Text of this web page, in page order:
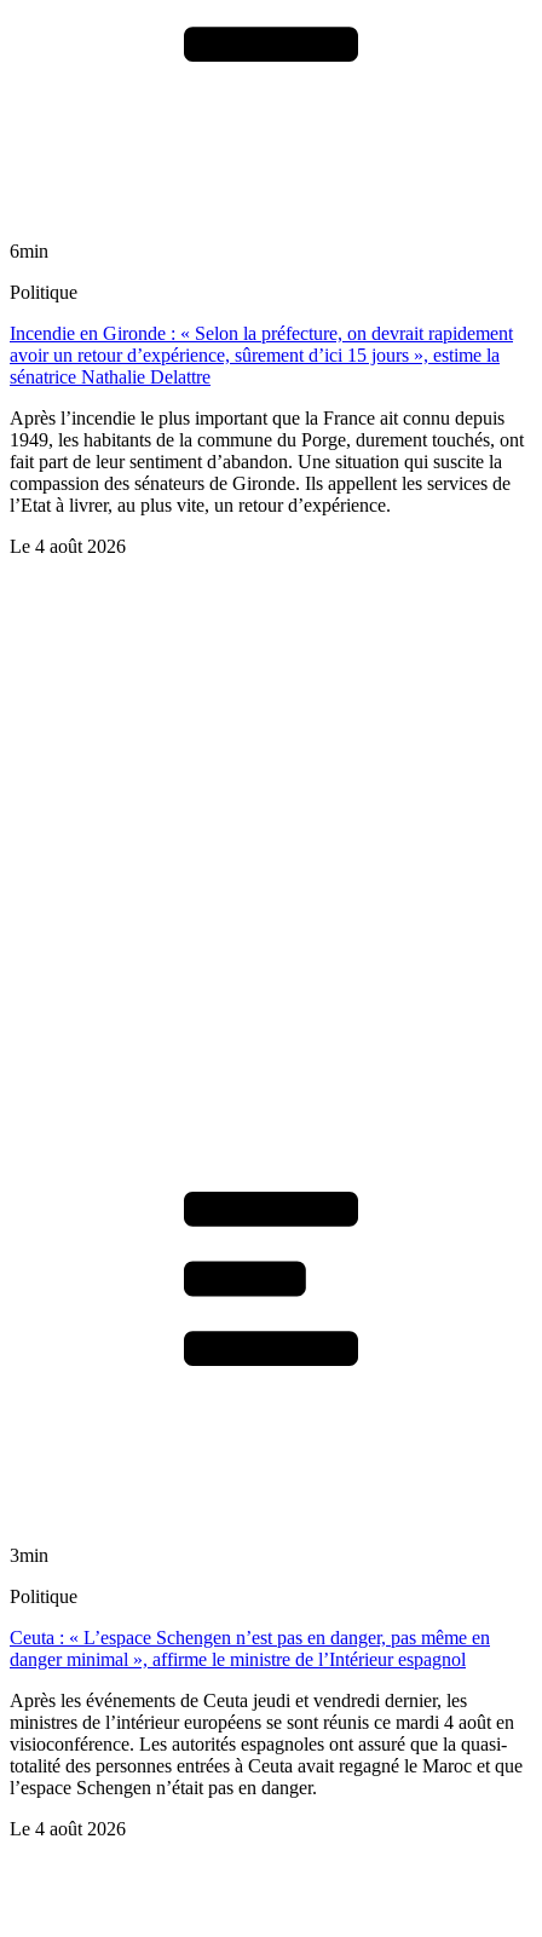
6min
Politique
Incendie en Gironde : « Selon la préfecture, on devrait rapidement
avoir un retour d’expérience, sûrement d’ici 15 jours », estime la
sénatrice Nathalie Delattre
Après l’incendie le plus important que la France ait connu depuis
1949, les habitants de la commune du Porge, durement touchés, ont
fait part de leur sentiment d’abandon. Une situation qui suscite la
compassion des sénateurs de Gironde. Ils appellent les services de
l’Etat à livrer, au plus vite, un retour d’expérience.
Le 4 août 2026
3min
Politique
Ceuta : « L’espace Schengen n’est pas en danger, pas même en
danger minimal », affirme le ministre de l’Intérieur espagnol
Après les événements de Ceuta jeudi et vendredi dernier, les
ministres de l’intérieur européens se sont réunis ce mardi 4 août en
visioconférence. Les autorités espagnoles ont assuré que la quasi-
totalité des personnes entrées à Ceuta avait regagné le Maroc et que
l’espace Schengen n’était pas en danger.
Le 4 août 2026